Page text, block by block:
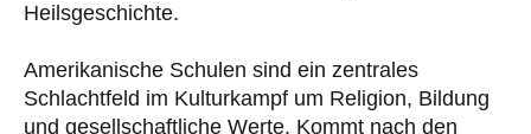
Heilsgeschichte.
Amerikanische Schulen sind ein zentrales
Schlachtfeld im Kulturkampf um Religion, Bildung
und gesellschaftliche Werte. Kommt nach den